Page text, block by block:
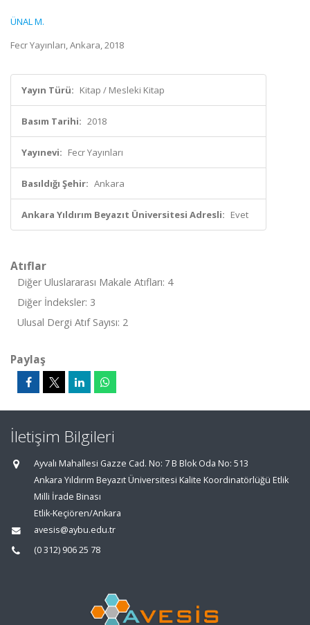
ÜNAL M.
Fecr Yayınları, Ankara, 2018
Yayın Türü: Kitap / Mesleki Kitap
Basım Tarihi: 2018
Yayınevi: Fecr Yayınları
Basıldığı Şehir: Ankara
Ankara Yıldırım Beyazıt Üniversitesi Adresli: Evet
Atıflar
Diğer Uluslararası Makale Atıfları: 4
Diğer İndeksler: 3
Ulusal Dergi Atıf Sayısı: 2
Paylaş
İletişim Bilgileri
Ayvalı Mahallesi Gazze Cad. No: 7 B Blok Oda No: 513
Ankara Yıldırım Beyazıt Üniversitesi Kalite Koordinatörlüğü Etlik
Milli İrade Binası
Etlik-Keçiören/Ankara
avesis@aybu.edu.tr
(0 312) 906 25 78